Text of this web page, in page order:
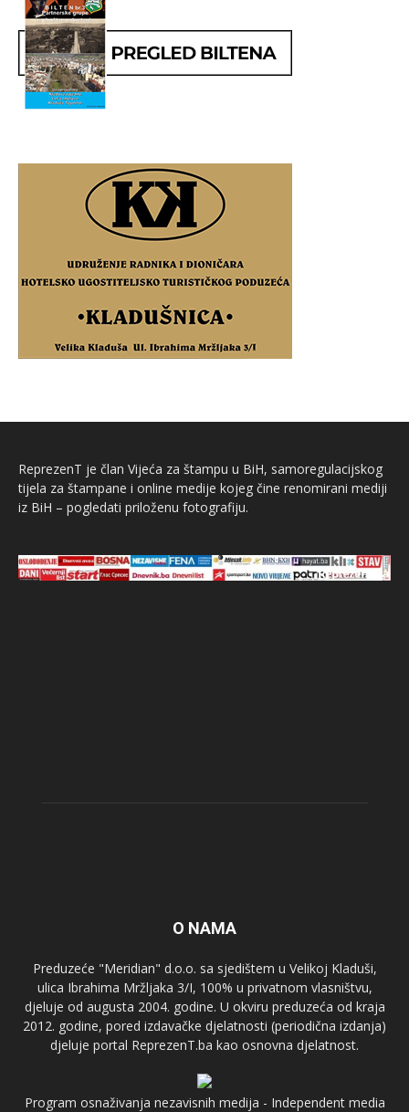
ReprezenT je član Vijeća za štampu u BiH, samoregulacijskog
tijela za štampane i online medije kojeg čine renomirani mediji
iz BiH – pogledati priloženu fotografiju.
O NAMA
Preduzeće "Meridian" d.o.o. sa sjedištem u Velikoj Kladuši,
ulica Ibrahima Mržljaka 3/I, 100% u privatnom vlasništvu,
djeluje od augusta 2004. godine. U okviru preduzeća od kraja
2012. godine, pored izdavačke djelatnosti (periodična izdanja)
djeluje portal ReprezenT.ba kao osnovna djelatnost.
Program osnaživanja nezavisnih medija - Independent media